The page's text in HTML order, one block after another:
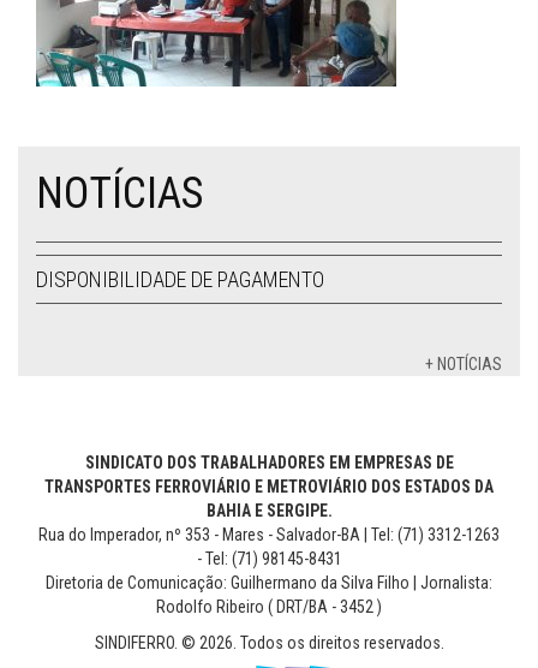
NOTÍCIAS
DISPONIBILIDADE DE PAGAMENTO
+ NOTÍCIAS
SINDICATO DOS TRABALHADORES EM EMPRESAS DE
TRANSPORTES FERROVIÁRIO E METROVIÁRIO DOS ESTADOS DA
BAHIA E SERGIPE.
Rua do Imperador, nº 353 - Mares - Salvador-BA | Tel: (71) 3312-1263
- Tel: (71) 98145-8431
Diretoria de Comunicação: Guilhermano da Silva Filho | Jornalista:
Rodolfo Ribeiro ( DRT/BA - 3452 )
SINDIFERRO. © 2026. Todos os direitos reservados.